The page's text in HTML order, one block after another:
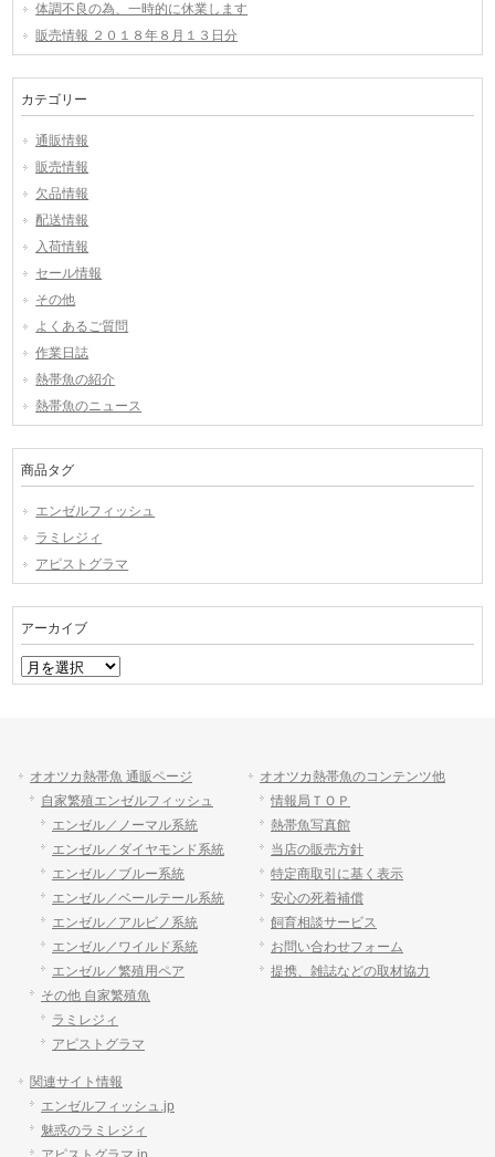
体調不良の為、一時的に休業します
販売情報 ２０１８年８月１３日分
カテゴリー
通販情報
販売情報
欠品情報
配送情報
入荷情報
セール情報
その他
よくあるご質問
作業日誌
熱帯魚の紹介
熱帯魚のニュース
商品タグ
エンゼルフィッシュ
ラミレジィ
アピストグラマ
アーカイブ
ア
ー
オオツカ熱帯魚 通販ページ
自家繁殖エンゼルフィッシュ
エンゼル／ノーマル系統
エンゼル／ダイヤモンド系統
エンゼル／ブルー系統
エンゼル／ベールテール系統
エンゼル／アルビノ系統
エンゼル／ワイルド系統
エンゼル／繁殖用ペア
その他 自家繁殖魚
ラミレジィ
アピストグラマ
オオツカ熱帯魚のコンテンツ他
情報局ＴＯＰ
熱帯魚写真館
当店の販売方針
特定商取引に基く表示
安心の死着補償
飼育相談サービス
お問い合わせフォーム
提携、雑誌などの取材協力
関連サイト情報
エンゼルフィッシュ.jp
魅惑のラミレジィ